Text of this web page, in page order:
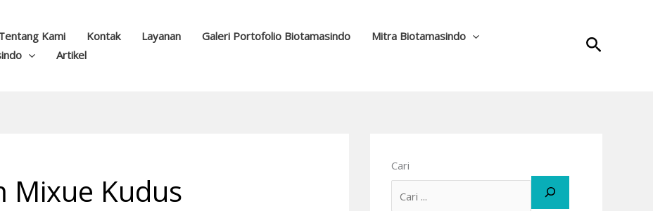
Kami Kontak Layanan Galeri Portofolio Biotamasindo
Mitra Biotamasindo
Artikel Cari
Mixue Kudus
Cari